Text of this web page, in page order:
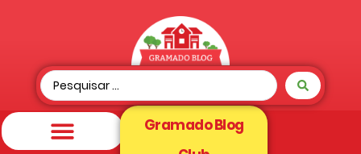
Gramado Blog